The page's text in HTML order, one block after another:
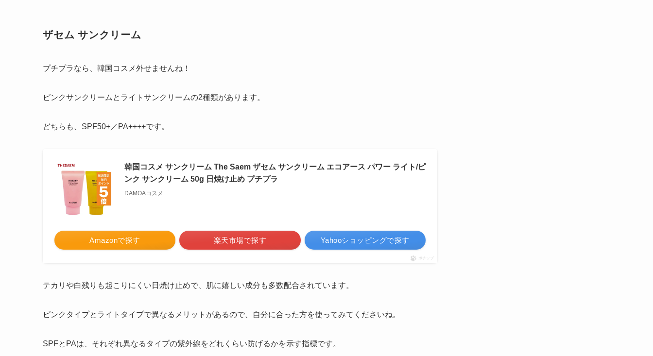
ザセム サンクリーム
プチプラなら、韓国コスメ外せませんね！
ピンクサンクリームとライトサンクリームの2種類があります。
どちらも、 SPF50+／PA++++です。
韓国コスメ サンクリーム The Saem ザセム サンクリーム エコアース パワー ライト/ピ
ンク サンクリーム 50g 日焼け止め プチプラ
DAMOAコスメ
Amazonで探す 楽天市場で探す Yahooショッピングで探す
ポチップ
テカリや白残りも起こりにくい日焼け止めで、肌に嬉しい成分も多数配合されています。
ピンクタイプとライトタイプで異なるメリットがあるので、自分に合った方を使ってみてくださいね。
SPFとPAは、それぞれ異なるタイプの紫外線をどれくらい防げるかを示す指標です。